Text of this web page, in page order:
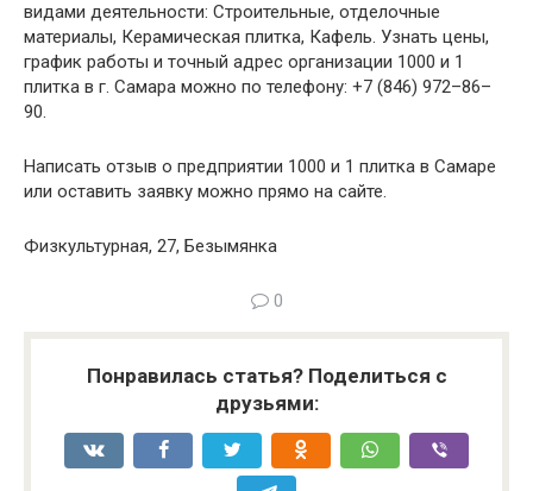
видами деятельности: Строительные, отделочные
материалы, Керамическая плитка, Кафель. Узнать цены,
график работы и точный адрес организации 1000 и 1
плитка в г. Самара можно по телефону: +7 (846) 972–86–
90.
Написать отзыв о предприятии 1000 и 1 плитка в Самаре
или оставить заявку можно прямо на сайте.
Физкультурная, 27, Безымянка
0
Понравилась статья? Поделиться с
друзьями: